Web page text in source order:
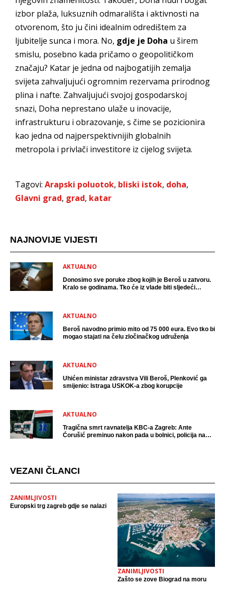
izbor plaža, luksuznih odmarališta i aktivnosti na
otvorenom, što ju čini idealnim odredištem za
ljubitelje sunca i mora. No, gdje je Doha u širem
smislu, posebno kada pričamo o geopolitičkom
značaju? Katar je jedna od najbogatijih zemalja
svijeta zahvaljujući ogromnim rezervama prirodnog
plina i nafte. Zahvaljujući svojoj gospodarskoj
snazi, Doha neprestano ulaže u inovacije,
infrastrukturu i obrazovanje, s čime se pozicionira
kao jedna od najperspektivnijih globalnih
metropola i privlači investitore iz cijelog svijeta.
Tagovi: Arapski poluotok, bliski istok, doha,
Glavni grad, grad, katar
NAJNOVIJE VIJESTI
AKTUALNO
Donosimo sve poruke zbog kojih je Beroš u zatvoru.
Kralo se godinama. Tko će iz vlade biti sljedeći
AKTUALNO
Beroš navodno primio mito od 75 000 eura. Evo tko bi
mogao stajati na čelu zločinačkog udruženja
AKTUALNO
Uhićen ministar zdravstva Vili Beroš, Plenković ga
smijenio: Istraga USKOK-a zbog korupcije
AKTUALNO
Tragična smrt ravnatelja KBC-a Zagreb: Ante
Ćorušić preminuo nakon pada u bolnici, policija na
VEZANI ČLANCI
ZANIMLJIVOSTI
Europski trg zagreb gdje se nalazi
ZANIMLJIVOSTI
Zašto se zove Biograd na moru